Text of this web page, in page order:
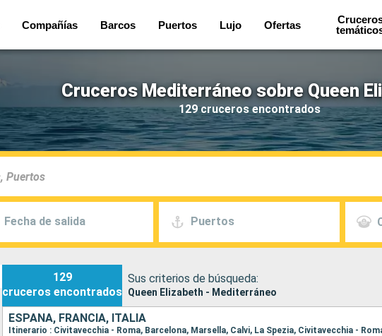
Compañías Barcos Puertos Lujo Ofertas
Cruceros Mediterráneo sobre Queen
129 cruceros encontrados
Fecha de salida Puertos
129
cruceros encontrados
Sus criterios de búsqueda:
Queen Elizabeth - Mediterráneo
ESPAÑA, FRANCIA, ITALIA
Itinerario : Civitavecchia - Roma, Barcelona, Marsella, Calvi, La Spezia, Civitavecchia -